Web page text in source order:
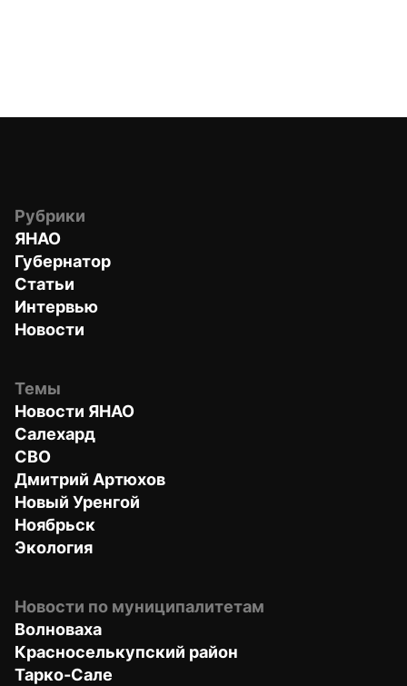
Рубрики
ЯНАО
Губернатор
Статьи
Интервью
Новости
Темы
Новости ЯНАО
Салехард
СВО
Дмитрий Артюхов
Новый Уренгой
Ноябрьск
Экология
Новости по муниципалитетам
Волноваха
Красноселькупский район
Тарко-Сале